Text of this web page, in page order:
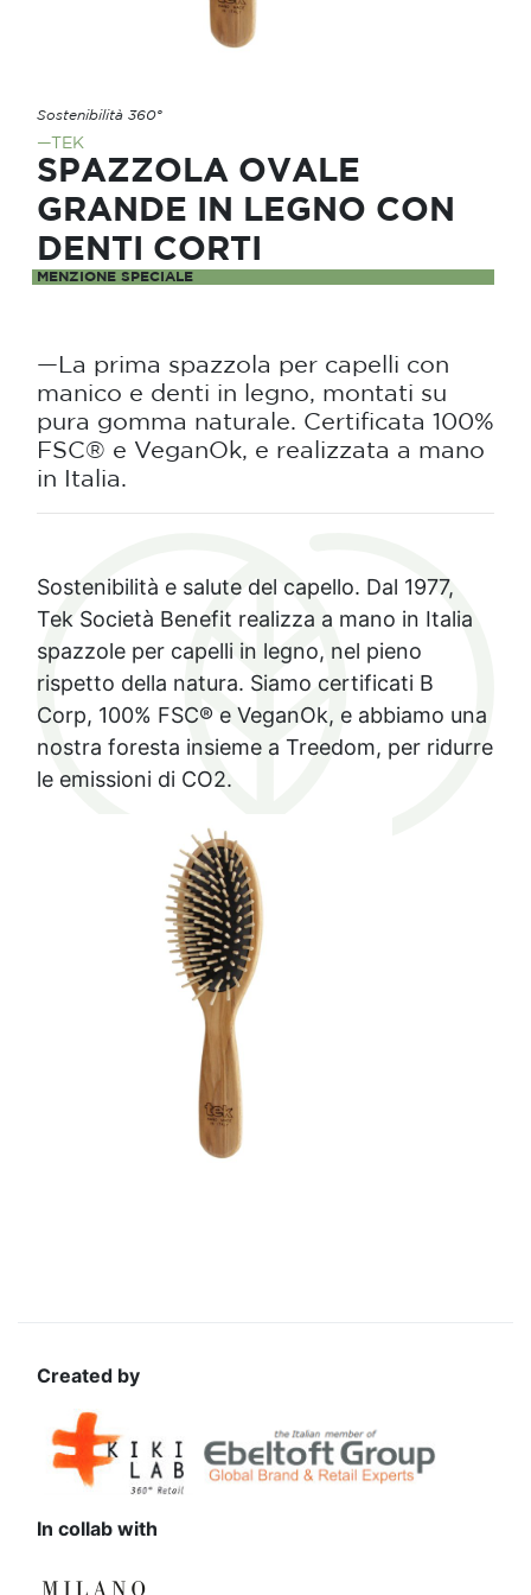
Sostenibilità 360°
—TEK
SPAZZOLA OVALE
GRANDE IN LEGNO CON
DENTI CORTI
MENZIONE SPECIALE
—La prima spazzola per capelli con
manico e denti in legno, montati su
pura gomma naturale. Certificata 100%
FSC® e VeganOk, e realizzata a mano
in Italia.
Sostenibilità e salute del capello. Dal 1977,
Tek Società Benefit realizza a mano in Italia
spazzole per capelli in legno, nel pieno
rispetto della natura. Siamo certificati B
Corp, 100% FSC® e VeganOk, e abbiamo una
nostra foresta insieme a Treedom, per ridurre
le emissioni di CO2.
Created by
In collab with